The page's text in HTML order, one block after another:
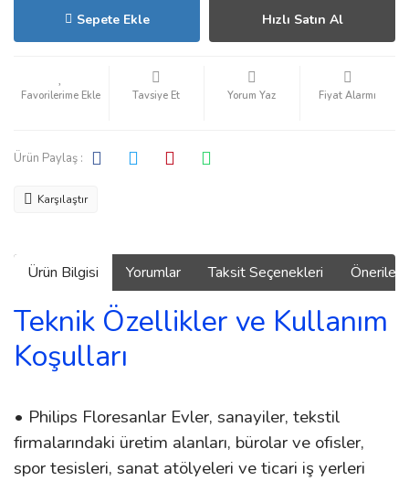
Sepete Ekle Hızlı Satın Al
Tavsiye Et Yorum Yaz Fiyat Alarmı
Ürün Paylaş :
Karşılaştır
Ürün Bilgisi Yorumlar Taksit Seçenekleri
Teknik Özellikler ve Kullanım
Koşulları
• Philips Floresanlar Evler, sanayiler, tekstil
firmalarındaki üretim alanları, bürolar ve ofisler,
spor tesisleri, sanat atölyeleri ve ticari iş yerleri